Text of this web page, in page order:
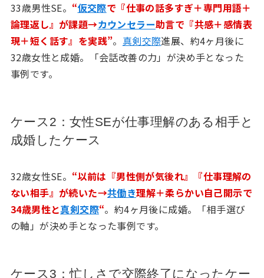
33歳男性SE。 “仮交際で『仕事の話多すぎ＋専門用語＋
論理返し』が課題→カウンセラー助言で『共感＋感情表
現＋短く話す』を実践”。 真剣交際進展、約4ヶ月後に
32歳女性と成婚。「会話改善の力」が決め手となった
事例です。
ケース2：女性SEが仕事理解のある相手と
成婚したケース
32歳女性SE。 “以前は『男性側が気後れ』『仕事理解の
ない相手』が続いた→共働き理解＋柔らかい自己開示で
34歳男性と真剣交際“。約4ヶ月後に成婚。「相手選び
の軸」が決め手となった事例です。
ケース3：忙しさで交際終了になったケー